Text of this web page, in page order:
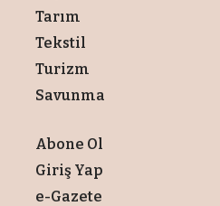
Tarım
Tekstil
Turizm
Savunma
Abone Ol
Giriş Yap
e-Gazete